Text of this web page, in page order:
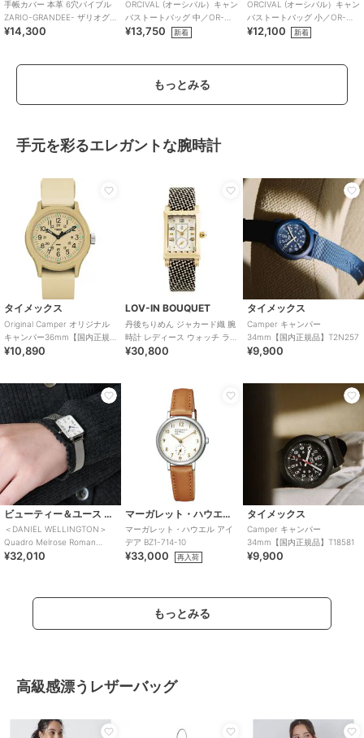
手帳カバー 本革 6穴バイブル
ZARIO-GRANDEE- ザリオグ
ランデ ZAG-0015
¥14,300
ORCIVAL (オーシバル）キャン
バストートバッグ 中／OR-
H0284 KWC
¥13,750 新着
ORCIVAL (オーシバル）キャン
バストートバッグ 小／OR-
H0285 KWC
¥12,100 新着
もっとみる
手元を彩るエレガントな腕時計
タイメックス
Original Camper オリジナル
キャンパー36mm【国内正規
品】TW2Y19800
¥10,890
LOV-IN BOUQUET
丹後ちりめん ジャカード織 腕
時計 レディース ウォッチ ラヴ
ィンブーケ LVB141G1
¥30,800
タイメックス
Camper キャンパー
34mm【国内正規品】T2N257
¥9,900
ビューティー＆ユース ユナイテッドアローズ
＜DANIEL WELLINGTON＞
Quadro Melrose Roman
Numerals D
¥32,010
マーガレット・ハウエル アイデア
マーガレット・ハウエル アイ
デア BZ1-714-10
¥33,000 再入荷
タイメックス
Camper キャンパー
34mm【国内正規品】T18581
¥9,900
もっとみる
高級感漂うレザーバッグ